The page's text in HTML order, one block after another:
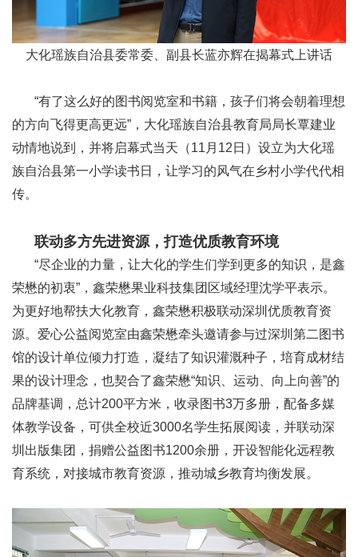
大化瑶族自治县委常委、副县长蓝亦辉在揭幕式上讲话
“有了这么好的图书阅览室和书籍，孩子们将会朝着理想
的方向飞得更高更远”，大化瑶族自治县教育局局长覃建业
动情地说到，并将启幕式当天（11月12日）设立为大化瑶
族自治县第一小学读书日，让学习的风气在乡村小学代代相
传。
联动多方先进资源，打造优质教育环境
“尽企业的力量，让大化的学生们学到更多的知识，是鑫
荣懋的初衷”，鑫荣懋果业科技集团区域经理沈学平表示。
为更好地帮扶大化教育，鑫荣懋积极联动深圳优质教育资
源。爱心公益阅览室由鑫荣懋牵头邀请参与过深圳第二图书
馆的设计单位倾力打造，凝结了知识灌溉种子，培育成材结
果的设计理念，也契合了鑫荣懋“知识、运动、向上向善”的
品牌基调，总计200平方米，收录图书3万多册，配备多媒
体教学设备，可供全校近3000名学生拓展阅读，并联动深
圳出版集团，捐赠公益图书1200余册，开设智能化远程教
育系统，对接城市教育资源，推动城乡教育均衡发展。